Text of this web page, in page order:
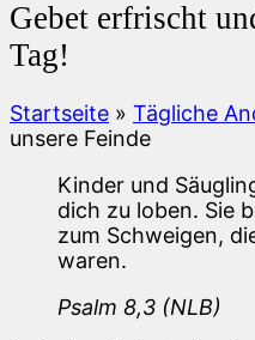
Gebet erfrischt
Tag!
Startseite » Tägliche
unsere Feinde
Kinder und
dich zu loben. Sie
zum Schweigen,
waren.
Psalm 8,3 (NLB)